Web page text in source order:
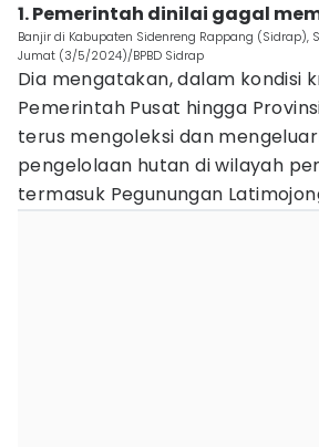
1. Pemerintah dinilai gagal
Banjir di Kabupaten Sidenreng Rappang (Sidrap),
Jumat (3/5/2024)/BPBD Sidrap
Dia mengatakan, dalam kondisi
Pemerintah Pusat hingga
terus mengoleksi dan
pengelolaan hutan di wilayah
termasuk Pegunungan